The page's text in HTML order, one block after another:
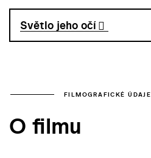
Světlo jeho očí
FILMOGRAFICKÉ ÚDAJE
O filmu